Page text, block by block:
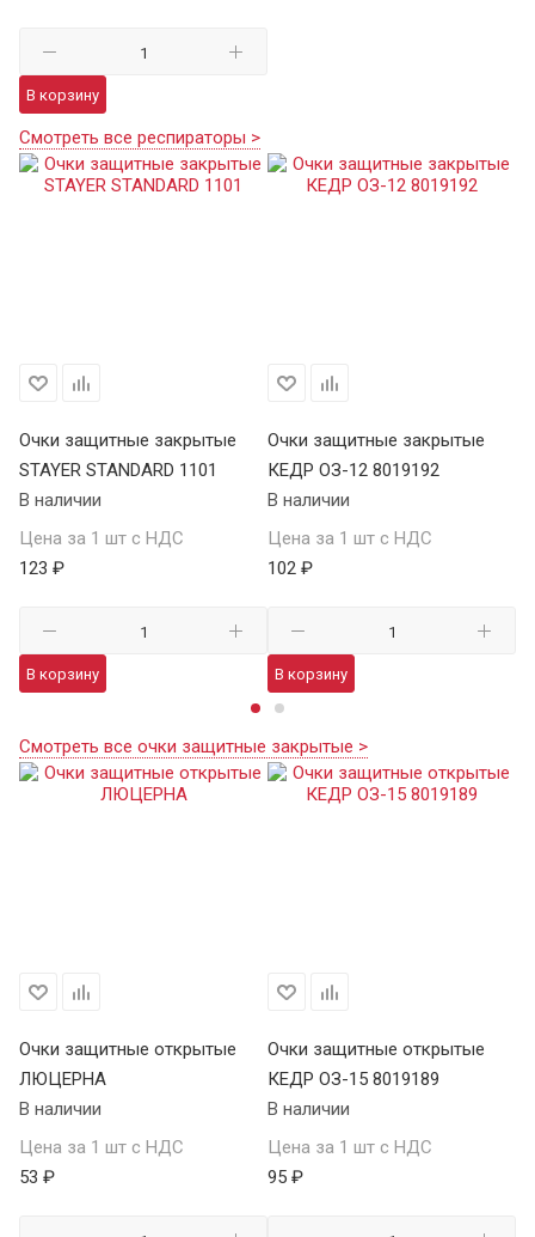
В корзину
Смотреть все респираторы >
Очки защитные закрытые
STAYER STANDARD 1101
В наличии
Цена за 1 шт с НДС
123 ₽
В корзину
Очки защитные закрытые
КЕДР ОЗ-12 8019192
В наличии
Цена за 1 шт с НДС
102 ₽
В корзину
Смотреть все очки защитные закрытые >
Очки защитные открытые
ЛЮЦЕРНА
В наличии
Цена за 1 шт с НДС
53 ₽
Очки защитные открытые
КЕДР ОЗ-15 8019189
В наличии
Цена за 1 шт с НДС
95 ₽